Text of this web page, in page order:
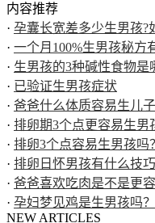
内容推荐
· 孕囊长宽差多少生男孩?
· 一个月100%生男孩秘方
· 生男孩的3种碱性食物是
· 已验证生男孩症状
· 爸爸什么体质容易生儿
· 排卵期3个点更容易生男
· 排卵3个点容易生男孩吗
· 排卵日怀男孩有什么技
· 爸爸喜欢吃肉是不是更
· 孕妇梦见鸡是生男孩吗
NEW ARTICLES